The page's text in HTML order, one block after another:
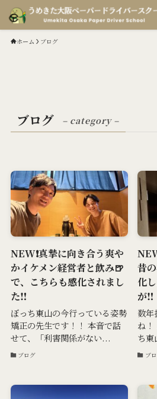
ホーム ブログ
ブログ – category –
NEW❗️真摯に向き合う爽や
かイケメン経営者と飲み🍺
で、こちらも感化されまし
た‼️
ぼっち東山の今行っている姿勢
矯正の先生です！！ 本音で話
せて、「利害関係がない...
ブログ
昔
化
が‼️
数年
ね！
ち東
ブ